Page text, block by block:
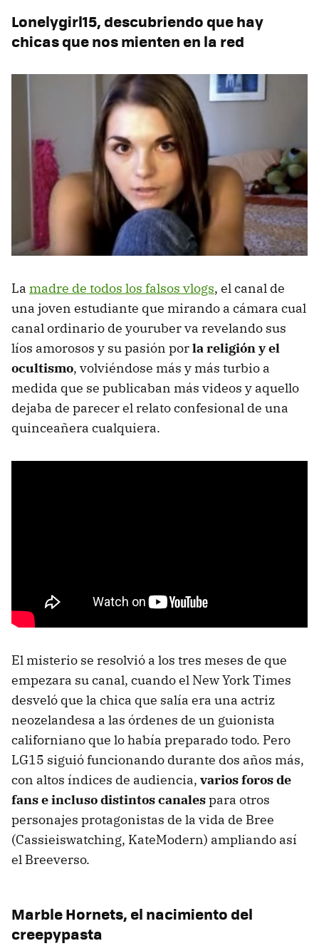
Lonelygirl15, descubriendo que hay
chicas que nos mienten en la red
La madre de todos los falsos vlogs, el canal de
una joven estudiante que mirando a cámara cual
canal ordinario de youruber va revelando sus
líos amorosos y su pasión porla religión y el
ocultismo, volviéndose más y más turbio a
medida que se publicaban más videos y aquello
dejaba de parecer el relato confesional de una
quinceañera cualquiera.
El misterio se resolvió a los tres meses de que
empezara su canal, cuando el New York Times
desveló que la chica que salía era una actriz
neozelandesa a las órdenes de un guionista
californiano que lo había preparado todo. Pero
LG15 siguió funcionando durante dos años más,
con altos índices de audiencia, varios foros de
fans e incluso distintos canalespara otros
personajes protagonistas de la vida de Bree
(Cassieiswatching, KateModern) ampliando así
el Breeverso.
Marble Hornets, el nacimiento del
creepypasta